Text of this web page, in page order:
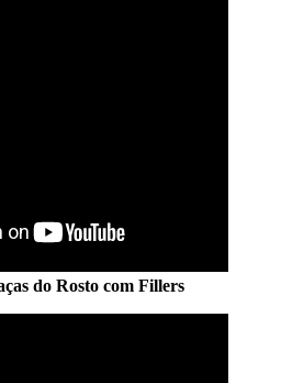
do Rosto com Fillers